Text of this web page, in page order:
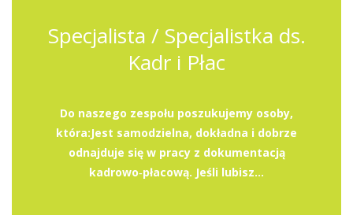
Specjalista / Specjalistka ds.
Kadr i Płac
Do naszego zespołu poszukujemy osoby,
która:Jest samodzielna, dokładna i dobrze
odnajduje się w pracy z dokumentacją
kadrowo‑płacową. Jeśli lubisz...